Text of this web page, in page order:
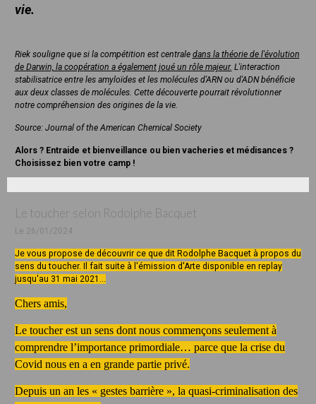
vie.
Riek souligne que si la compétition est centrale dans la théorie de l'évolution
de Darwin, la coopération a également joué un rôle majeur. L'interaction
stabilisatrice entre les amyloïdes et les molécules d'ARN ou d'ADN bénéficie
aux deux classes de molécules. Cette découverte pourrait révolutionner
notre compréhension des origines de la vie.
Source: Journal of the American Chemical Society
Alors ? Entraide et bienveillance ou bien vacheries et médisances ?
Choisissez bien votre camp !
Le toucher selon Rodolphe Bacquet
Le 26/01/2024
Je vous propose de découvrir ce que dit Rodolphe Bacquet à propos du
sens du toucher. Il fait suite à l'émission d'Arte disponible en replay
jusqu'au 31 mai 2021...
Chers amis,
Le toucher est un sens dont nous commençons seulement à
comprendre l’importance primordiale… parce que la crise du
Covid nous en a en grande partie privé.
Depuis un an les « gestes barrière », la quasi-criminalisation des